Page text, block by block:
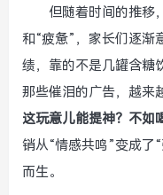
但随着时间的推移
和“疲惫”，家长们逐渐
绩，靠的不是几罐含糖
那些催泪的广告，越来
这玩意儿能提神？不如
销从“情感共鸣”变成了
而生。